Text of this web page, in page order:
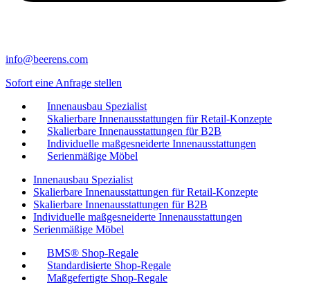
info@beerens.com
Sofort eine Anfrage stellen
Innenausbau Spezialist
Skalierbare Innenausstattungen für Retail-Konzepte
Skalierbare Innenausstattungen für B2B
Individuelle maßgesneiderte Innenausstattungen
Serienmäßige Möbel
Innenausbau Spezialist
Skalierbare Innenausstattungen für Retail-Konzepte
Skalierbare Innenausstattungen für B2B
Individuelle maßgesneiderte Innenausstattungen
Serienmäßige Möbel
BMS® Shop-Regale
Standardisierte Shop-Regale
Maßgefertigte Shop-Regale